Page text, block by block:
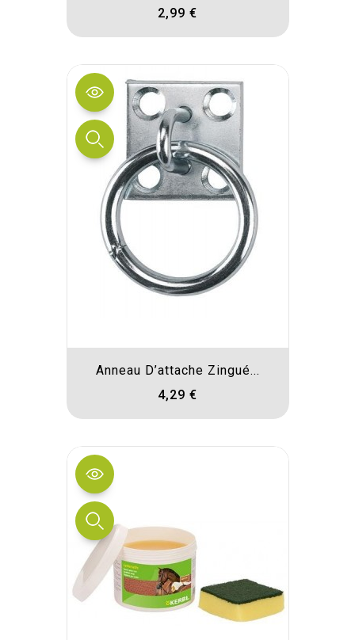
2,99 €
Anneau D’attache Zingué...
4,29 €